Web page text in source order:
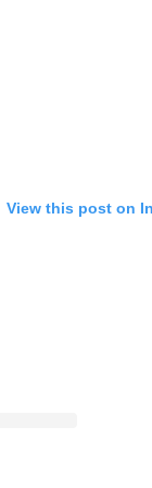
View this post on